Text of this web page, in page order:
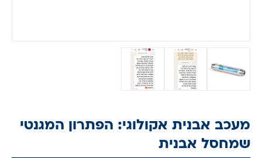
מעכב אבנית אקולוגי: הפתרון המגנטי
שמחסל אבנית